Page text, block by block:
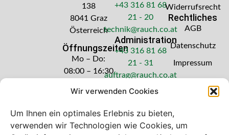
Wir verwenden Cookies
Um Ihnen ein optimales Erlebnis zu bieten,
verwenden wir Technologien wie Cookies, um
138
8041 Graz
Österreich
Öffnungszeiten
Mo – Do:
08:00 – 16:30
Freitag: 08:00
+43 316 81 68
21 - 20
technik@rauch.co.at
Administration
+43 316 81 68
21 - 31
auftrag@rauch.co.at
Widerrufsrecht
Rechtliches
AGB
Datenschutz
Impressum